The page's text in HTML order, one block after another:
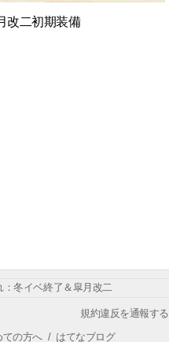
改二初期装備
冬イベ終了＆皐月改二
規約違反を通報する
ての方へ/ はてなブログ